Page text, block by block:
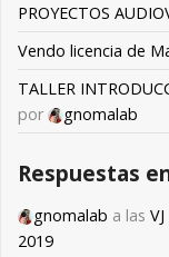
PROYECTOS
Vendo licencia de
TALLER
por
gnomalab
Respuestas
gnomalab a las
2019